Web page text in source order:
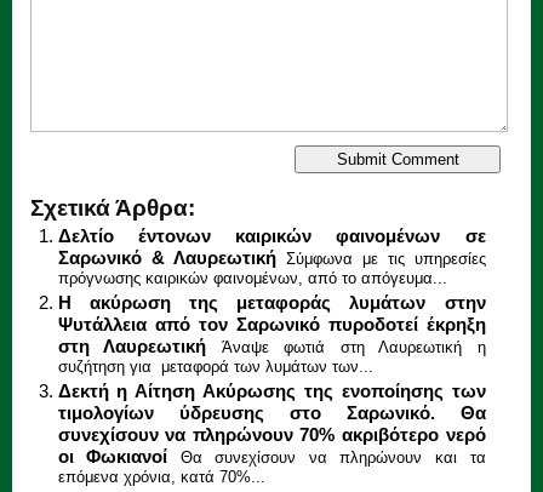
Σχετικά Άρθρα:
Δελτίο έντονων καιρικών φαινομένων σε
Σαρωνικό & Λαυρεωτική
Σύμφωνα με τις υπηρεσίες
πρόγνωσης καιρικών φαινομένων, από το απόγευμα...
Η ακύρωση της μεταφοράς λυμάτων στην
Ψυτάλλεια από τον Σαρωνικό πυροδοτεί έκρηξη
στη Λαυρεωτική
Άναψε φωτιά στη Λαυρεωτική η
συζήτηση για μεταφορά των λυμάτων των...
Δεκτή η Αίτηση Ακύρωσης της ενοποίησης των
τιμολογίων ύδρευσης στο Σαρωνικό. Θα
συνεχίσουν να πληρώνουν 70% ακριβότερο νερό
οι Φωκιανοί
Θα συνεχίσουν να πληρώνουν και τα
επόμενα χρόνια, κατά 70%...